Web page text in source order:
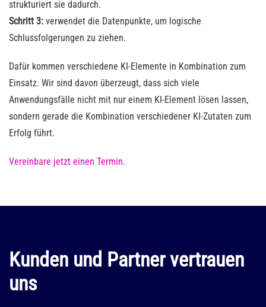
strukturiert sie dadurch.
Schritt 3: verwendet die Datenpunkte, um logische
Schlussfolgerungen zu ziehen.
Dafür kommen verschiedene KI-Elemente in Kombination zum
Einsatz. Wir sind davon überzeugt, dass sich viele
Anwendungsfälle nicht mit nur einem KI-Element lösen lassen,
sondern gerade die Kombination verschiedener KI-Zutaten zum
Erfolg führt.
Vereinbare jetzt einen Termin.
Kunden und Partner vertrauen
uns